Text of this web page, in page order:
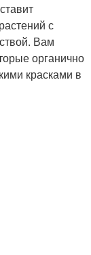
с
Вам
органично
красками в